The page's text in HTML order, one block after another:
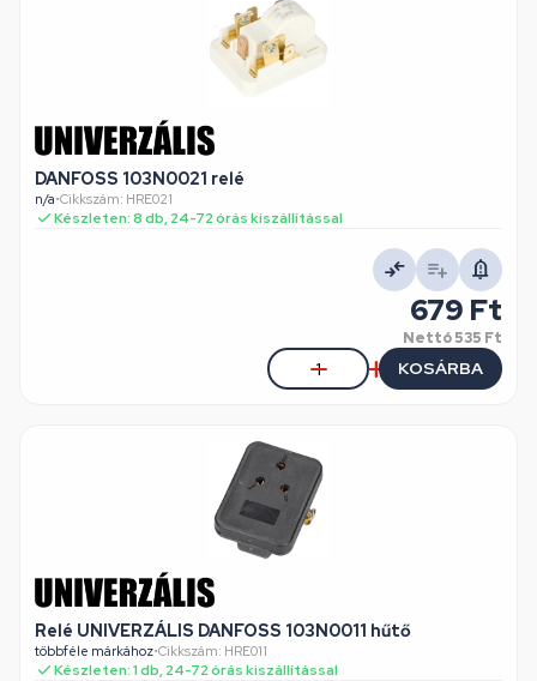
DANFOSS 103N0021 relé
n/a•Cikkszám: HRE021
Készleten: 8 db, 24-72 órás kiszállítással
679 Ft
Nettó535 Ft
KOSÁRBA
Relé UNIVERZÁLIS DANFOSS 103N0011 hűtő
többféle márkához•Cikkszám: HRE011
Készleten: 1 db, 24-72 órás kiszállítással